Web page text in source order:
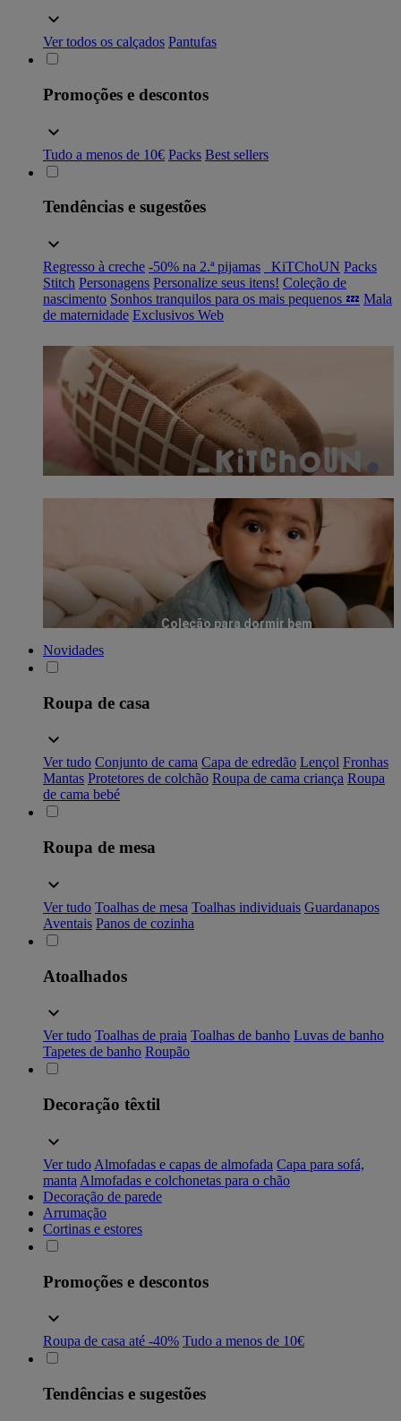
Ver todos os calçados Pantufas
Promoções e descontos
Tudo a menos de 10€ Packs Best sellers
Tendências e sugestões
Regresso à creche -50% na 2.ª pijamas _KiTChoUN Packs
Stitch Personagens Personalize seus itens! Coleção de
nascimento Sonhos tranquilos para os mais pequenos 💤 Mala
de maternidade Exclusivos Web
Coleção para dormir bem
Novidades
Roupa de casa
Ver tudo Conjunto de cama Capa de edredão Lençol Fronhas
Mantas Protetores de colchão Roupa de cama criança Roupa
de cama bebé
Roupa de mesa
Ver tudo Toalhas de mesa Toalhas individuais Guardanapos
Aventais Panos de cozinha
Atoalhados
Ver tudo Toalhas de praia Toalhas de banho Luvas de banho
Tapetes de banho Roupão
Decoração têxtil
Ver tudo Almofadas e capas de almofada Capa para sofá,
manta Almofadas e colchonetas para o chão
Decoração de parede
Arrumação
Cortinas e estores
Promoções e descontos
Roupa de casa até -40% Tudo a menos de 10€
Tendências e sugestões